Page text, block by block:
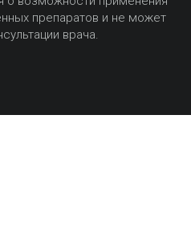
препаратов и не может
врача.